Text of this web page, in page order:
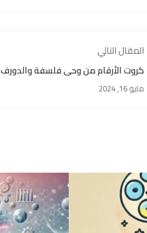
المقال التالي
كروت الأرقام من وحي فلسفة والدورف
مايو 16, 2024